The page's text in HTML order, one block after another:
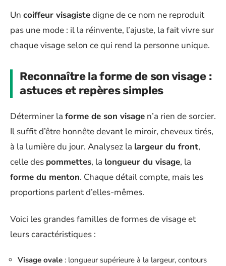
Un coiffeur visagistedigne de ce nom ne reproduit
pas une mode : il la réinvente, l’ajuste, la fait vivre sur
chaque visage selon ce qui rend la personne unique.
Reconnaître la forme de son visage :
astuces et repères simples
Déterminer la forme de son visage n’a rien de sorcier.
Il suffit d’être honnête devant le miroir, cheveux tirés,
à la lumière du jour. Analysez la largeur du front,
celle des pommettes, la longueur du visage, la
forme du menton. Chaque détail compte, mais les
proportions parlent d’elles-mêmes.
Voici les grandes familles de formes de visage et
leurs caractéristiques :
Visage ovale : longueur supérieure à la largeur, contours